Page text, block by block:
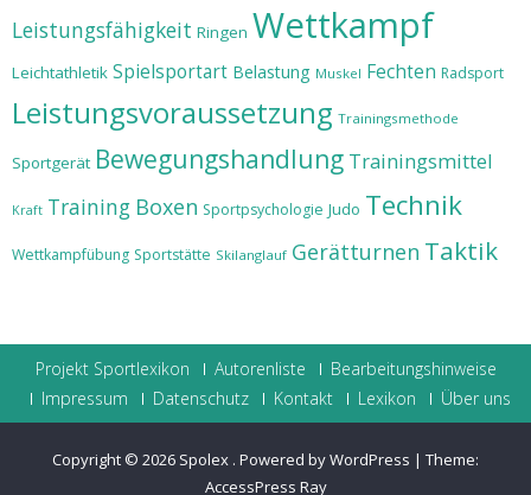
Leistungsfähigkeit Ringen Wettkampf
Leichtathletik Spielsportart Belastung Muskel Fechten Radsport
Leistungsvoraussetzung Trainingsmethode
Sportgerät Bewegungshandlung Trainingsmittel
Kraft Training Boxen Sportpsychologie Judo Technik
Wettkampfübung Sportstätte Skilanglauf Gerätturnen Taktik
Projekt Sportlexikon Autorenliste
Bearbeitungshinweise
Impressum
Datenschutz Kontakt Lexikon Über uns
Copyright © 2026 Spolex . Powered by WordPress | Theme:
AccessPress Ray